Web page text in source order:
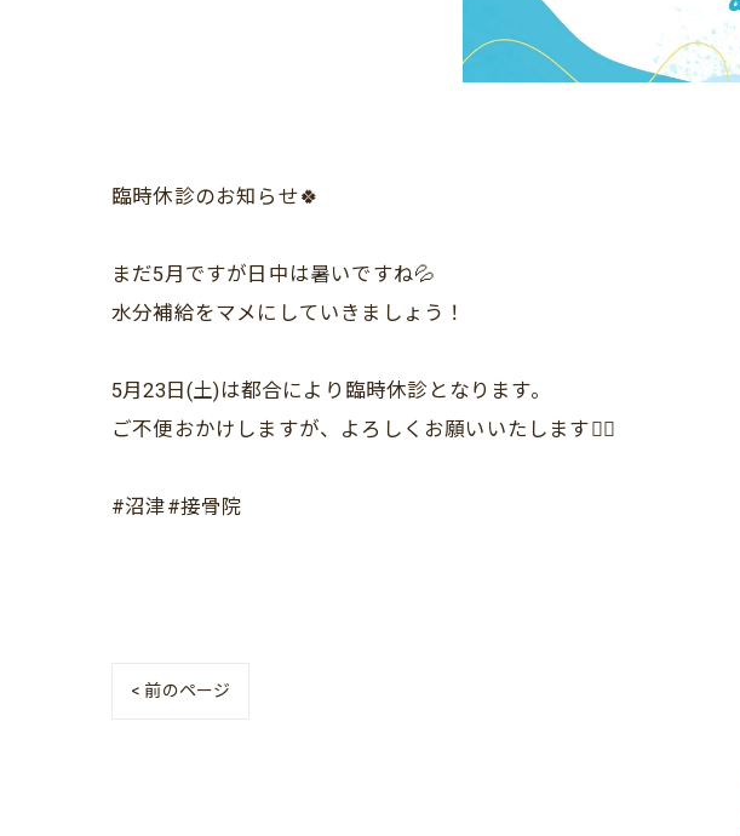
臨時休診のお知らせ🍀
まだ5月ですが日中は暑いですね💦
水分補給をマメにしていきましょう！
5月23日(土)は都合により臨時休診となります。
ご不便おかけしますが、よろしくお願いいたします🙇‍♀️
#沼津#接骨院
< 前のページ